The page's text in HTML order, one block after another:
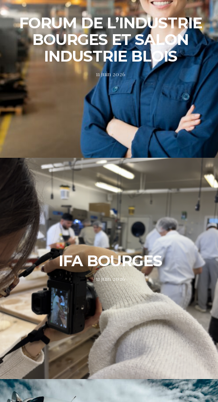
FORUM DE L’INDUSTRIE
BOURGES ET SALON
INDUSTRIE BLOIS
11 juin 2026
IFA BOURGES
11 juin 2026